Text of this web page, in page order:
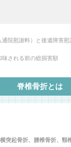
院慰謝料）と後遺障害慰
される前の総損害額
脊椎骨折とは
突起骨折、腰椎骨折、頸